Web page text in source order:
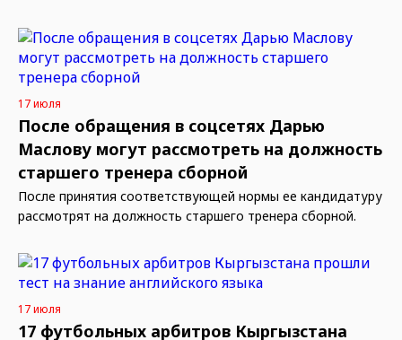
17 июля
После обращения в соцсетях Дарью
Маслову могут рассмотреть на должность
старшего тренера сборной
После принятия соответствующей нормы ее кандидатуру
рассмотрят на должность старшего тренера сборной.
17 июля
17 футбольных арбитров Кыргызстана